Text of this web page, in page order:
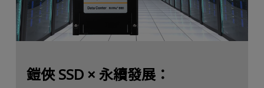
鎧俠 SSD × 永續發展：